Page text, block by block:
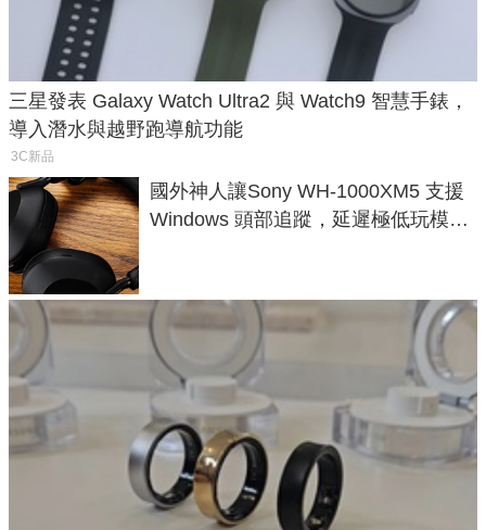
三星發表 Galaxy Watch Ultra2 與 Watch9 智慧手錶，
導入潛水與越野跑導航功能
3C新品
國外神人讓Sony WH-1000XM5 支援
Windows 頭部追蹤，延遲極低玩模擬